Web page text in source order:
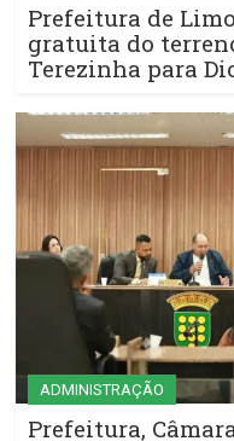
Prefeitura de
gratuita do
Terezinha para
ADMINISTRAÇÃO
Prefeitura,